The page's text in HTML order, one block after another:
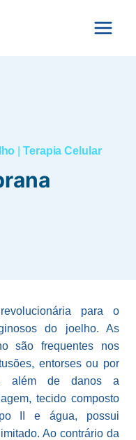
|Terapia Celular
para o
do joelho. As
são frequentes nos
entorses ou por
além de danos a
tecido composto
II e água, possui
Ao contrário da